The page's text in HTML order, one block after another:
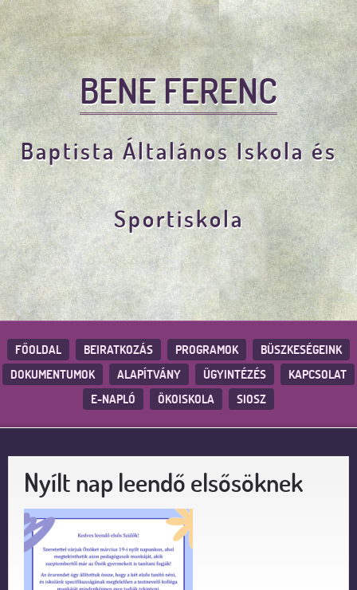
BENE FERENC
Baptista Általános Iskola és
Sportiskola
FŐOLDAL BEIRATKOZÁS PROGRAMOK
BÜSZKESÉGEINK
DOKUMENTUMOK
ALAPÍTVÁNY ÜGYINTÉZÉS
KAPCSOLAT
E-NAPLÓ
ÖKOISKOLA SIOSZ
Nyílt nap leendő elsősöknek